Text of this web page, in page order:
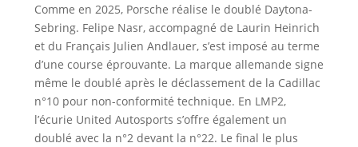
Comme en 2025, Porsche réalise le doublé Daytona-
Sebring. Felipe Nasr, accompagné de Laurin Heinrich
et du Français Julien Andlauer, s’est imposé au terme
d’une course éprouvante. La marque allemande signe
même le doublé après le déclassement de la Cadillac
n°10 pour non-conformité technique. En LMP2,
l’écurie United Autosports s’offre également un
doublé avec la n°2 devant la n°22. Le final le plus